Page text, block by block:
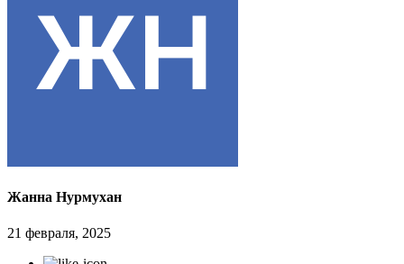
Жанна Нурмухан
21 февраля, 2025